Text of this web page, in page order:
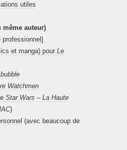
utiles
même auteur)
professionnel]
et manga) pour Le
bubble
Watchmen
Star Wars – La Haute
)
(avec beaucoup de